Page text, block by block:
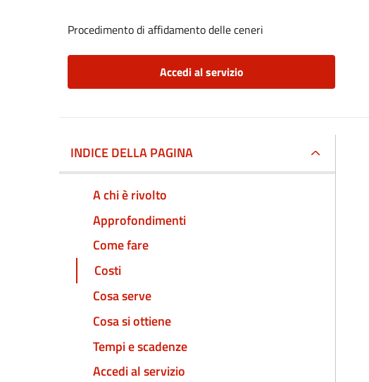
Procedimento di affidamento delle ceneri
Accedi al servizio
INDICE DELLA PAGINA
A chi è rivolto
Approfondimenti
Come fare
Costi
Cosa serve
Cosa si ottiene
Tempi e scadenze
Accedi al servizio